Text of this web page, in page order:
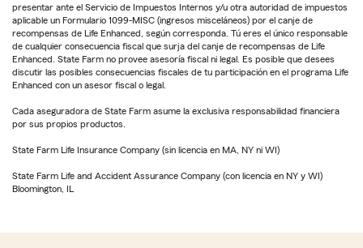
presentar ante el Servicio de Impuestos Internos y/u otra autoridad de impuestos
aplicable un Formulario 1099-MISC (ingresos misceláneos) por el canje de
recompensas de Life Enhanced, según corresponda. Tú eres el único responsable
de cualquier consecuencia fiscal que surja del canje de recompensas de Life
Enhanced. State Farm no provee asesoría fiscal ni legal. Es posible que desees
discutir las posibles consecuencias fiscales de tu participación en el programa Life
Enhanced con un asesor fiscal o legal.
Cada aseguradora de State Farm asume la exclusiva responsabilidad financiera
por sus propios productos.
State Farm Life Insurance Company (sin licencia en MA, NY ni WI)
State Farm Life and Accident Assurance Company (con licencia en NY y WI)
Bloomington, IL